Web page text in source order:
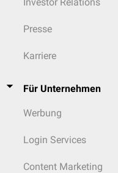
Presse
Karriere
Für Unternehmen
Werbung
Login Services
Content Marketing